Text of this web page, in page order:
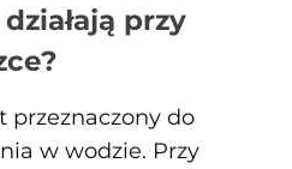
przy
przeznaczony do
w wodzie. Przy